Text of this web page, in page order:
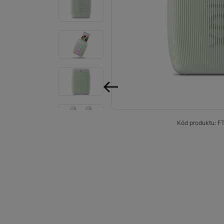
Smart
Ventilátory
Počítače a notebooky
Kód produktu: